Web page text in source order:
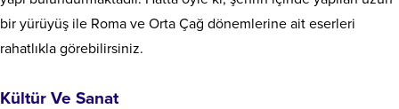
bir yürüyüş ile Roma ve Orta Çağ dönemlerine ait eserleri
rahatlıkla görebilirsiniz.
Kültür Ve Sanat